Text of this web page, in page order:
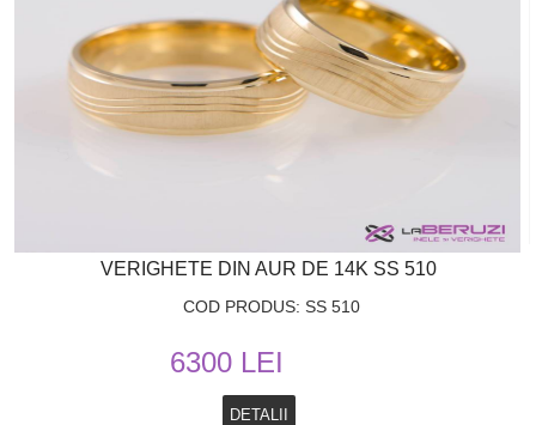
VERIGHETE DIN AUR DE 14K SS 510
COD PRODUS: SS 510
6300 LEI
DETALII